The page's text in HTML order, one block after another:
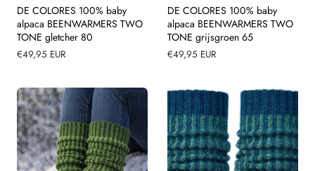
DE COLORES 100% baby
alpaca BEENWARMERS TWO
TONE gletcher 80
Normale
€49,95 EUR
DE COLORES 100% baby
alpaca BEENWARMERS TWO
TONE grijsgroen 65
Normale
€49,95 EUR